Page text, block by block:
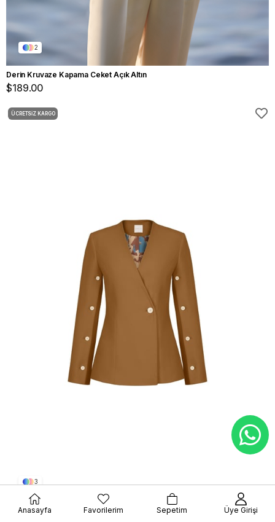
2
Derin Kruvaze Kapama Ceket Açık Altın
$189.00
3
Kemik Düğmeli Poliviskon Ceket Ahşap Rengi
ÜCRETSIZ KARGO
Anasayfa Favorilerim Sepetim Üye Girişi